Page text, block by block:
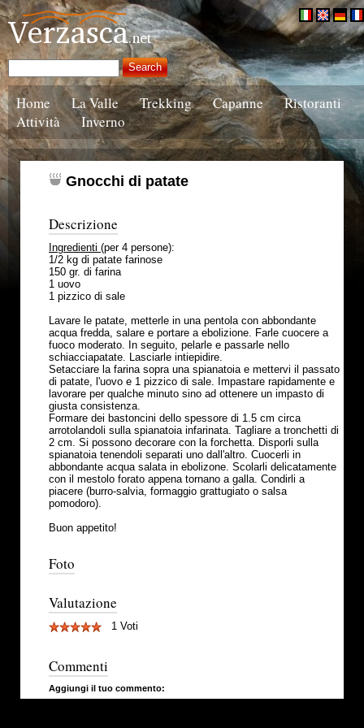
Home La Valle Trekking Capanne
Ristoranti
Attività
Inverno
Gnocchi di patate
Descrizione
Ingredienti (per 4 persone):
1/2 kg di patate farinose
150 gr. di farina
1 uovo
1 pizzico di sale
Lavare le patate, metterle in una pentola con abbondante
acqua fredda, salare e portare a ebolizione. Farle cuocere a
fuoco moderato. In seguito, pelarle e passarle nello
schiacciapatate. Lasciarle intiepidire.
Setacciare la farina sopra una spianatoia e mettervi il passato
di patate, l'uovo e 1 pizzico di sale. Impastare rapidamente e
lavorare per qualche minuto sino ad ottenere un impasto di
giusta consistenza.
Formare dei bastoncini dello spessore di 1.5 cm circa
arrotolandoli sulla spianatoia infarinata. Tagliare a tronchetti di
2 cm. Si possono decorare con la forchetta. Disporli sulla
spianatoia tenendoli separati uno dall'altro. Cuocerli in
abbondante acqua salata in ebolizone. Scolarli delicatamente
con il mestolo forato appena tornano a galla. Condirli a
piacere (burro-salvia, formaggio grattugiato o salsa
pomodoro).
Buon appetito!
Foto
Valutazione
1 Voti
Commenti
Aggiungi il tuo commento: